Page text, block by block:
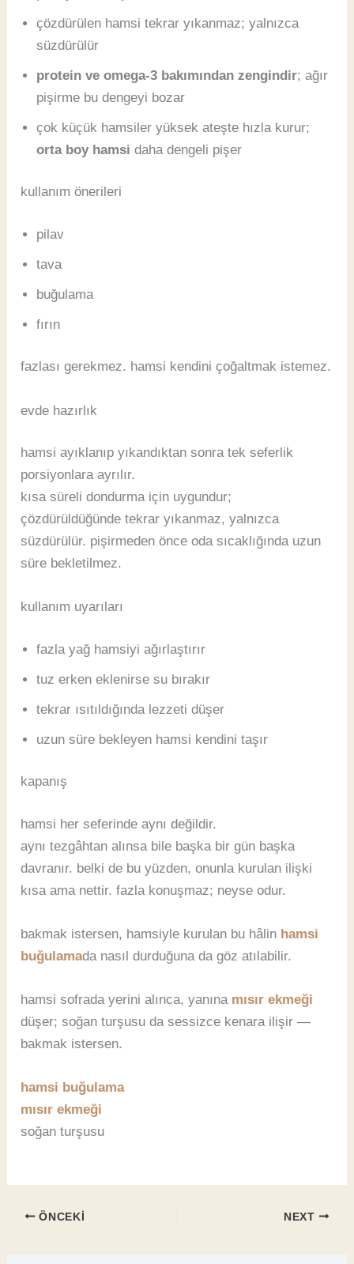
çözdürülen hamsi tekrar yıkanmaz; yalnızca
süzdürülür
protein ve omega-3 bakımından zengindir; ağır
pişirme bu dengeyi bozar
çok küçük hamsiler yüksek ateşte hızla kurur;
orta boy hamsi daha dengeli pişer
kullanım önerileri
pilav
tava
buğulama
fırın
fazlası gerekmez. hamsi kendini çoğaltmak istemez.
evde hazırlık
hamsi ayıklanıp yıkandıktan sonra tek seferlik
porsiyonlara ayrılır.
kısa süreli dondurma için uygundur;
çözdürüldüğünde tekrar yıkanmaz, yalnızca
süzdürülür. pişirmeden önce oda sıcaklığında uzun
süre bekletilmez.
kullanım uyarıları
fazla yağ hamsiyi ağırlaştırır
tuz erken eklenirse su bırakır
tekrar ısıtıldığında lezzeti düşer
uzun süre bekleyen hamsi kendini taşır
kapanış
hamsi her seferinde aynı değildir.
aynı tezgâhtan alınsa bile başka bir gün başka
davranır. belki de bu yüzden, onunla kurulan ilişki
kısa ama nettir. fazla konuşmaz; neyse odur.
bakmak istersen, hamsiyle kurulan bu hâlin hamsi
buğulamada nasıl durduğuna da göz atılabilir.
hamsi sofrada yerini alınca, yanına mısır ekmeği
düşer; soğan turşusu da sessizce kenara ilişir —
bakmak istersen.
hamsi buğulama
mısır ekmeği
soğan turşusu
ÖNCEKI NEXT